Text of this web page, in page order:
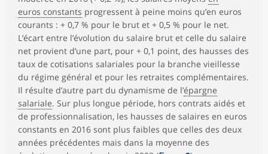
euros constants progressent à peine moins qu’en euros
courants : + 0,7 % pour le brut et + 0,5 % pour le net.
L’écart entre l’évolution du salaire brut et celle du salaire
net provient d’une part, pour + 0,1 point, des hausses des
taux de cotisations salariales pour la branche vieillesse
du régime général et pour les retraites complémentaires.
Il résulte d’autre part du dynamisme de l’épargne
salariale. Sur plus longue période, hors contrats aidés et
de professionnalisation, les hausses de salaires en euros
constants en 2016 sont plus faibles que celles des deux
années précédentes mais dans la moyenne des